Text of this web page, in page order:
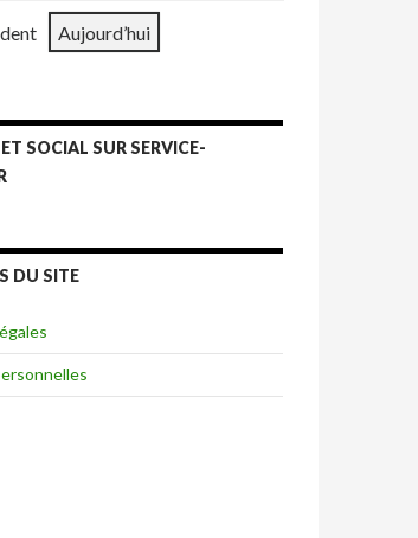
2026
2026
septembre
2026
septembre
2026
septembre
2026
septembre
Aujourd’hui
SOCIAL SUR SERVICE-
DU SITE